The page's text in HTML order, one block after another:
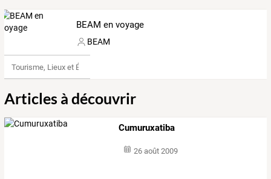
BEAM en voyage
BEAM
Tourisme, Lieux et Événements
Articles à découvrir
Cumuruxatiba
26 août 2009